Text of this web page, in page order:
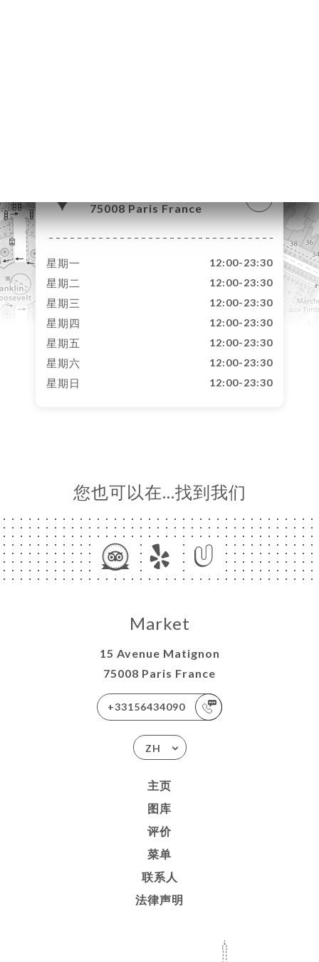
75008 Paris France
星期一 12:00-23:30
星期二 12:00-23:30
星期三 12:00-23:30
星期四 12:00-23:30
星期五 12:00-23:30
星期六 12:00-23:30
星期日 12:00-23:30
您也可以在…找到我们
Market
15 Avenue Matignon
75008 Paris France
+33156434090
ZH
主页
图库
评价
菜单
联系人
法律声明